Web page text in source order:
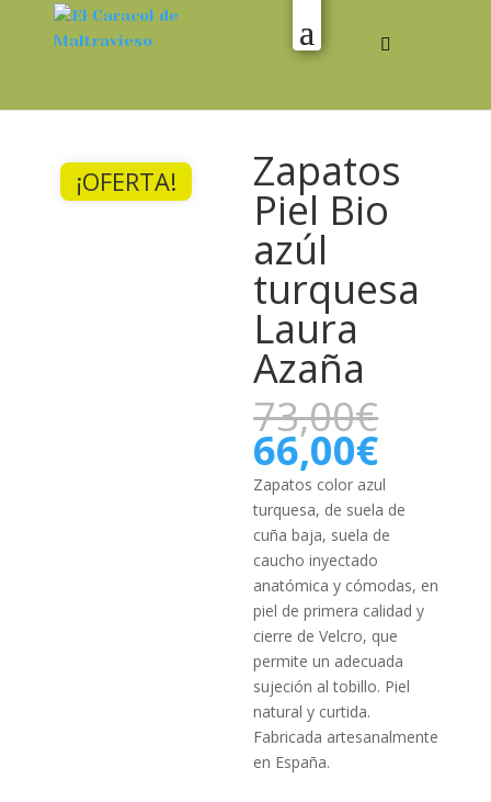
¡OFERTA! Zapatos
Piel Bio
azúl
turquesa
Laura
Azaña
73,00€
era:
66,00€El
actual
es:
Zapatos color azul
turquesa, de suela de
cuña baja, suela de
caucho inyectado
anatómica y cómodas, en
piel de primera calidad y
cierre de Velcro, que
permite un adecuada
sujeción al tobillo. Piel
natural y curtida.
Fabricada artesanalmente
en España.